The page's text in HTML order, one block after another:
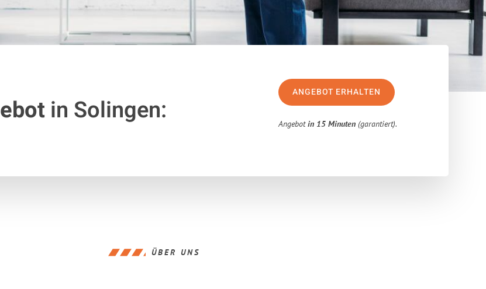
in Solingen:
ANGEBOT ERHALTEN
Angebotin 15 Minuten (garantiert).
ÜBER UNS